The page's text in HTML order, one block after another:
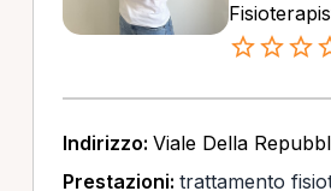
Indirizzo: Viale Della
Prestazioni: trattamento